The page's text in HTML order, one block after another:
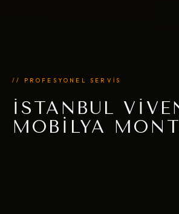
// PROFESYONEL SERVİS
İSTANBUL
MOBILYA